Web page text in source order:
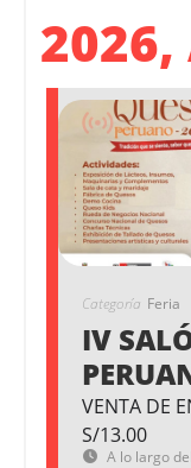
2026,
Categoría Feria
IV
VENTA DE
S/13.00
A lo largo